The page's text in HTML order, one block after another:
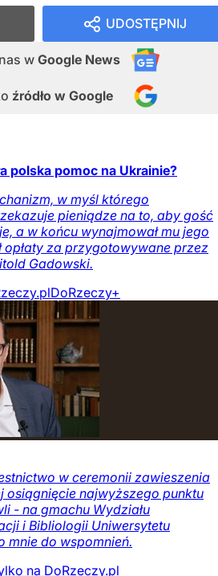
UDOSTĘPNIJ
w Google News
źródło w Google
polska pomoc na Ukrainie?
w myśl którego
pieniądze na to, aby gość
a w końcu wynajmował mu jego
opłaty za przygotowywane przez
Gadowski.
DoRzeczy+
w ceremonii zawieszenia
osiągnięcie najwyższego punktu
- na gmachu Wydziału
i Bibliologii Uniwersytetu
mnie do wspomnień.
na DoRzeczy.pl